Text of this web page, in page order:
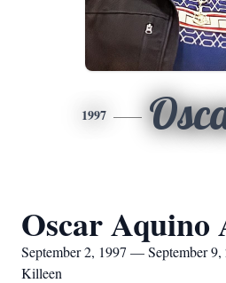
1997
Oscar Aquino
September 2, 1997 — September 9,
Killeen